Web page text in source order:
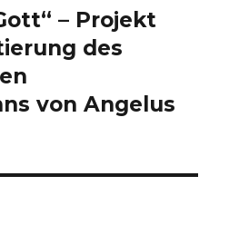
– Projekt
des
von Angelus